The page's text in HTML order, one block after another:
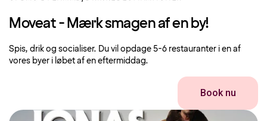
Moveat - Mærk smagen af ​​en by!
Spis, drik og socialiser. Du vil opdage 5-6 restauranter i en af ​​
vores byer i løbet af en eftermiddag.
Book nu